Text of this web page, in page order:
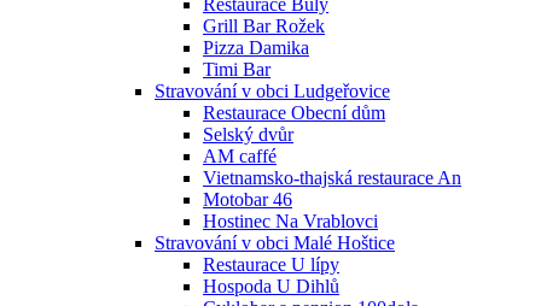
Restaurace Buly
Grill Bar Rožek
Pizza Damika
Timi Bar
Stravování v obci Ludgeřovice
Restaurace Obecní dům
Selský dvůr
AM caffé
Vietnamsko-thajská restaurace An
Motobar 46
Hostinec Na Vrablovci
Stravování v obci Malé Hoštice
Restaurace U lípy
Hospoda U Dihlů